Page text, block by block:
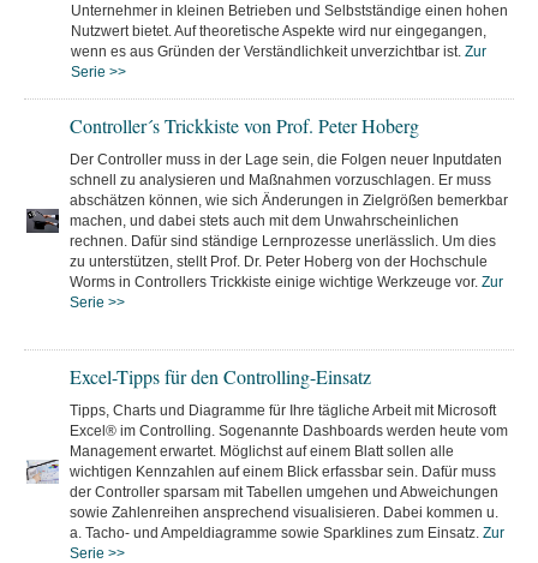
Unternehmer in kleinen Betrieben und Selbstständige einen hohen
Nutzwert bietet. Auf theoretische Aspekte wird nur eingegangen,
wenn es aus Gründen der Verständlichkeit unverzichtbar ist. Zur
Serie >>
Controller´s Trickkiste von Prof. Peter Hoberg
Der Controller muss in der Lage sein, die Folgen neuer Inputdaten
schnell zu analysieren und Maßnahmen vorzuschlagen. Er muss
abschätzen können, wie sich Änderungen in Zielgrößen bemerkbar
machen, und dabei stets auch mit dem Unwahrscheinlichen
rechnen. Dafür sind ständige Lernprozesse unerlässlich. Um dies
zu unterstützen, stellt Prof. Dr. Peter Hoberg von der Hochschule
Worms in Controllers Trickkiste einige wichtige Werkzeuge vor. Zur
Serie >>
Excel-Tipps für den Controlling-Einsatz
Tipps, Charts und Diagramme für Ihre tägliche Arbeit mit Microsoft
Excel® im Controlling. Sogenannte Dashboards werden heute vom
Management erwartet. Möglichst auf einem Blatt sollen alle
wichtigen Kennzahlen auf einem Blick erfassbar sein. Dafür muss
der Controller sparsam mit Tabellen umgehen und Abweichungen
sowie Zahlenreihen ansprechend visualisieren. Dabei kommen u.
a. Tacho- und Ampeldiagramme sowie Sparklines zum Einsatz. Zur
Serie >>